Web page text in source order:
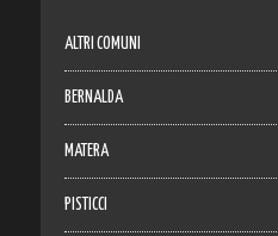
ALTRI COMUNI
BERNALDA
MATERA
PISTICCI